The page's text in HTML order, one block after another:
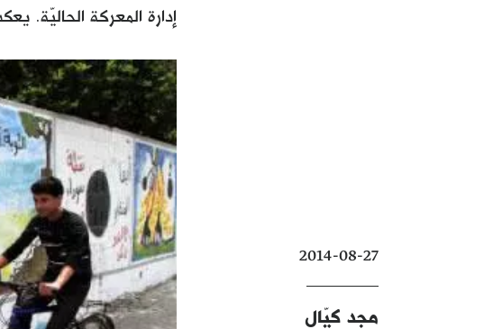
إدارة المعركة الحاليّة.
2014-08-27
مجد كيّال